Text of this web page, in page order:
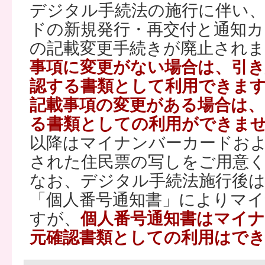
デジタル手続法の施行に伴い
ドの新規発行・再交付と通知
の記載変更手続きが廃止され
事項に変更がない場合は、引
認する書類として利用できま
記載事項の変更がある場合は
る書類としての利用ができま
以降はマイナンバーカードお
された住民票の写しをご用意
なお、デジタル手続法施行後
「個人番号通知書」によりマ
すが、個人番号通知書はマイ
元確認書類としての利用はで